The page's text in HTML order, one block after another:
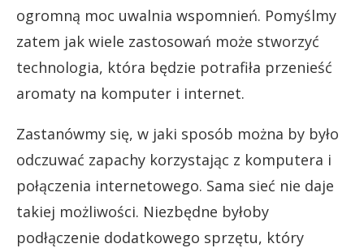
ogromną moc uwalnia wspomnień. Pomyślmy
zatem jak wiele zastosowań może stworzyć
technologia, która będzie potrafiła przenieść
aromaty na komputer i internet.
Zastanówmy się, w jaki sposób można by było
odczuwać zapachy korzystając z komputera i
połączenia internetowego. Sama sieć nie daje
takiej możliwości. Niezbędne byłoby
podłączenie dodatkowego sprzętu, który